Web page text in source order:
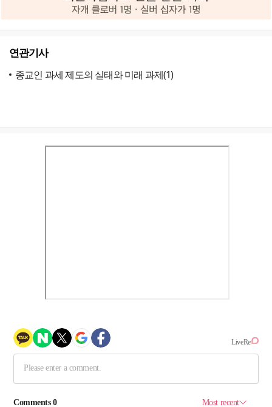
연관기사
종교인 과세 제도의 실태와 미래 과제(1)